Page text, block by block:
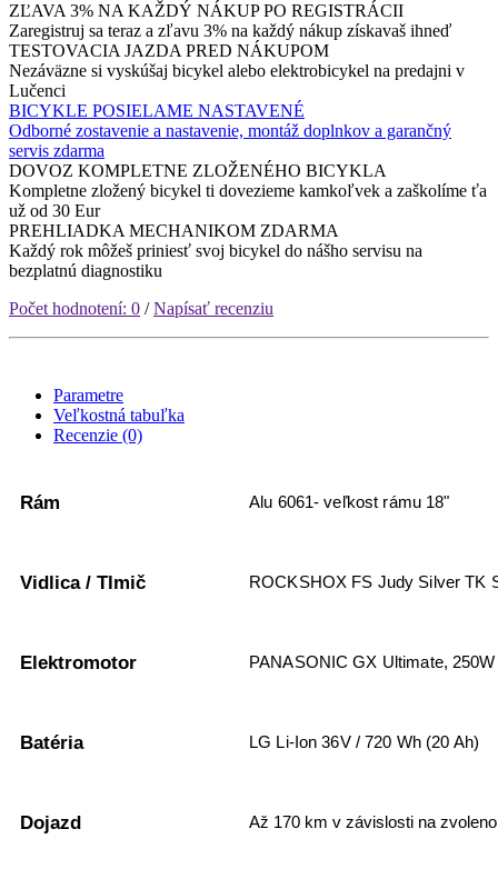
ZĽAVA 3% NA KAŽDÝ NÁKUP PO REGISTRÁCII
Zaregistruj sa teraz a zľavu 3% na každý nákup získavaš ihneď
TESTOVACIA JAZDA PRED NÁKUPOM
Nezáväzne si vyskúšaj bicykel alebo elektrobicykel na predajni v
Lučenci
BICYKLE POSIELAME NASTAVENÉ
Odborné zostavenie a nastavenie, montáž doplnkov a garančný
servis zdarma
DOVOZ KOMPLETNE ZLOŽENÉHO BICYKLA
Kompletne zložený bicykel ti dovezieme kamkoľvek a zaškolíme ťa
už od 30 Eur
PREHLIADKA MECHANIKOM ZDARMA
Každý rok môžeš priniesť svoj bicykel do nášho servisu na
bezplatnú diagnostiku
Počet hodnotení: 0 /Napísať recenziu
Parametre
Veľkostná tabuľka
Recenzie (0)
Rám Alu 6061- veľkost rámu 18"
Vidlica / Tlmič ROCKSHOX FS Judy Silver TK
Elektromotor PANASONIC GX Ultimate,
Batéria LG Li-Ion 36V / 720 Wh (20 Ah)
Dojazd Až 170 km v závislosti na